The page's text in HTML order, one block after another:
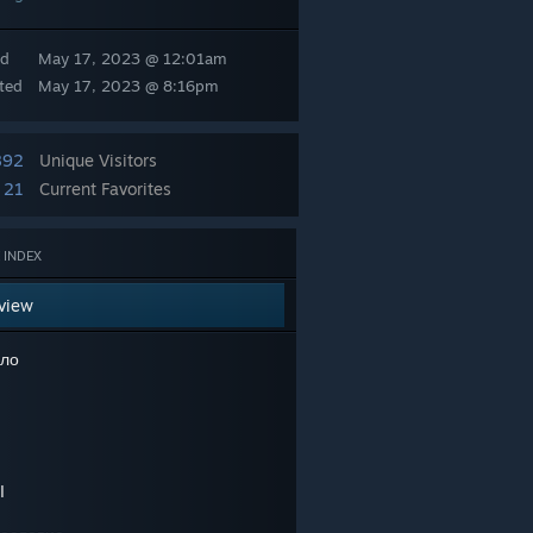
May 17, 2023 @ 12:01am
May 17, 2023 @ 8:16pm
Unique Visitors
21
Current Favorites
INDEX